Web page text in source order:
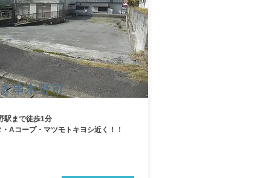
串木野市
駅まで徒歩1分
・Aコープ・マツモトキヨシ近く！！